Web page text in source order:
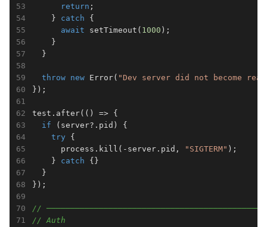
return ;
} catch {
await setTimeout( 1000 );
}
}
throw new Error( "Dev server did not become
});
test.after(() => {
if (server?.pid) {
try {
process.kill(-server.pid,
"SIGTERM" );
} catch {}
}
});
// ─────────────────────────────────────────────
// Auth